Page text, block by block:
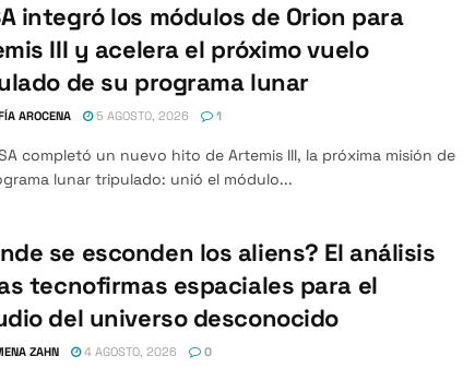
integró los módulos de Orion para
III y acelera el próximo vuelo
de su programa lunar
AROCENA 5 AGOSTO, 2026 1
completó un nuevo hito de Artemis III, la próxima misión de
lunar tripulado: unió el módulo...
se esconden los aliens? El análisis
tecnofirmas espaciales para el
del universo desconocido
ZAHN 4 AGOSTO, 2026 0